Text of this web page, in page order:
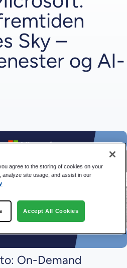
Sky –
og AI-
On-Demand
agree to the storing of cookies on your
analyze site usage, and assist in our
Accept All Cookies